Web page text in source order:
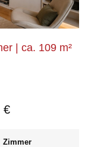
| ca. 109 m²
€
Zimmer